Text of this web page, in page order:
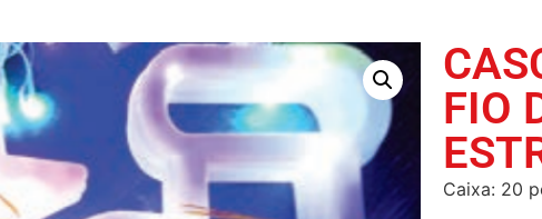
FIO
Caixa: 20